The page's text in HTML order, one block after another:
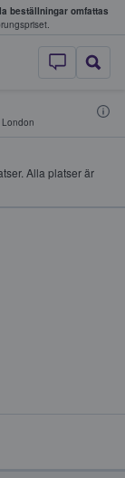
beställningar omfattas
– där
London
Alla platser är